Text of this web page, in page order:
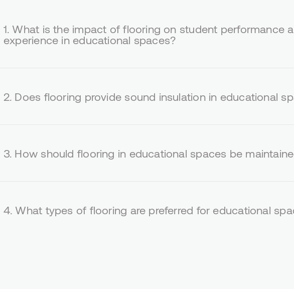
1. What is the impact of flooring on student performance
experience in educational spaces?
2. Does flooring provide sound insulation in educational
3. How should flooring in educational spaces be
4. What types of flooring are preferred for educational